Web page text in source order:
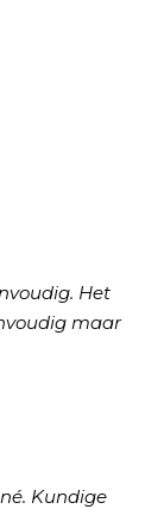
Het
maar
Kundige